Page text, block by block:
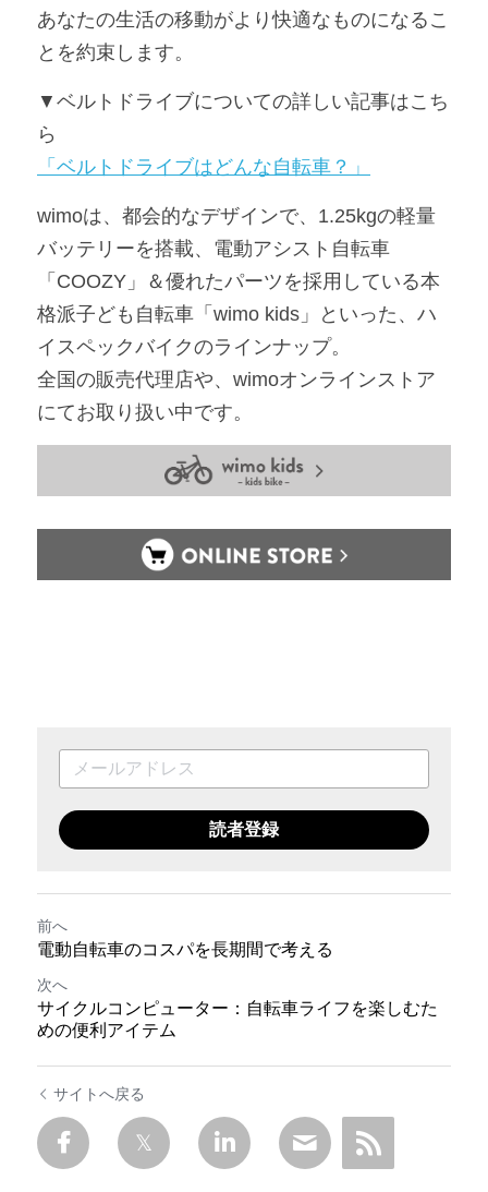
あなたの生活の移動がより快適なものになるこ
とを約束します。
▼ベルトドライブについての詳しい記事はこち
ら
「ベルトドライブはどんな自転車？」
wimoは、都会的なデザインで、1.25kgの軽量
バッテリーを搭載、電動アシスト自転車
「COOZY」＆優れたパーツを採用している本
格派子ども自転車「wimo kids」といった、ハ
イスペックバイクのラインナップ。
全国の販売代理店や、wimoオンラインストア
にてお取り扱い中です。
読者登録
前へ
電動自転車のコスパを長期間で考える
次へ
サイクルコンピューター：自転車ライフを楽しむた
めの便利アイテム
サイトへ戻る